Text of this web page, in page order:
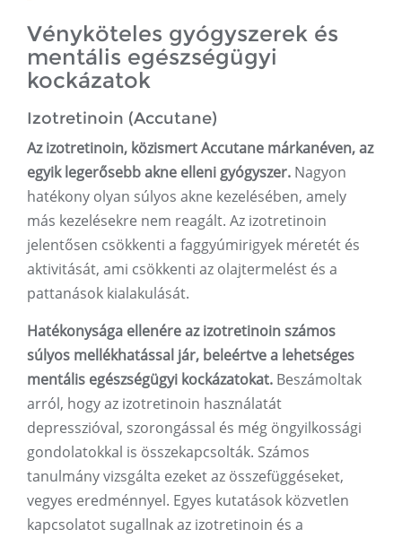
Vényköteles gyógyszerek és
mentális egészségügyi
kockázatok
Izotretinoin (Accutane)
Az izotretinoin, közismert Accutane márkanéven, az
egyik legerősebb akne elleni gyógyszer. Nagyon
hatékony olyan súlyos akne kezelésében, amely
más kezelésekre nem reagált. Az izotretinoin
jelentősen csökkenti a faggyúmirigyek méretét és
aktivitását, ami csökkenti az olajtermelést és a
pattanások kialakulását.
Hatékonysága ellenére az izotretinoin számos
súlyos mellékhatással jár, beleértve a lehetséges
mentális egészségügyi kockázatokat. Beszámoltak
arról, hogy az izotretinoin használatát
depresszióval, szorongással és még öngyilkossági
gondolatokkal is összekapcsolták. Számos
tanulmány vizsgálta ezeket az összefüggéseket,
vegyes eredménnyel. Egyes kutatások közvetlen
kapcsolatot sugallnak az izotretinoin és a